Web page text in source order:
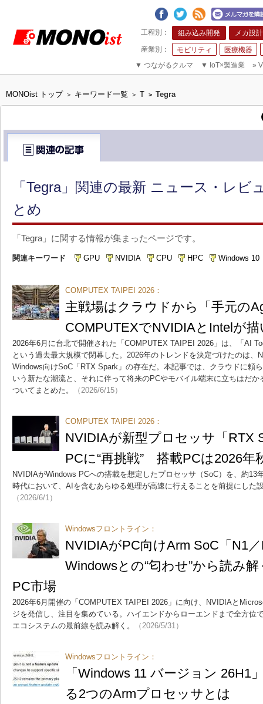
組み込み開発 メカ設計
モビリティ
医療機器
▼ つながるクルマ ▼ IoT×製造業 »
MONOist トップ > キーワード一覧 > T > Tegra
「Tegra」関連の最新 ニュース・レビ
とめ
「Tegra」に関する情報が集まったページです。
関連キーワード GPU NVIDIA CPU HPC Windows 10
COMPUTEX TAIPEI 2026：
主戦場はクラウドから「手元の
COMPUTEXでNVIDIAとIntelが
2026年6月に台北で開催された「COMPUTEX TAIPEI 2026」は、「AI
という過去最大規模で閉幕した。2026年のトレンドを決定づけたのは、
Windows向けSoC「RTX Spark」の存在だ。本記事では、クラウドに頼
いう新たな潮流と、それに伴って将来のPCやモバイル端末に立ちはだ
ついてまとめた。
（2026/6/15）
COMPUTEX TAIPEI 2026：
NVIDIAが新型プロセッサ「RTX
PCに“再挑戦” 搭載PCは2026年
NVIDIAがWindows PCへの搭載を想定したプロセッサ（SoC）を、約13
時代において、AIを含むあらゆる処理が高速に行えることを前提にした
（2026/6/1）
Windowsフロントライン：
NVIDIAがPC向けArm SoC「N1
Windowsとの“匂わせ”から読み
PC市場
2026年6月開催の「COMPUTEX TAIPEI 2026」に向け、NVIDIAと
ジを発信し、注目を集めている。ハイエンドからローエンドまで全方位
エコシステムの最前線を読み解く。
（2026/5/31）
Windowsフロントライン：
「Windows 11 バージョン 26H1
る2つのArmプロセッサとは